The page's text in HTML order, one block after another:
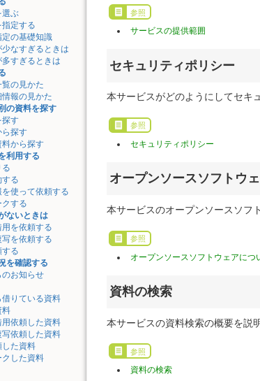
選ぶ
定する
の基礎知識
なすぎるときは
すぎるときは
の見かた
報の見かた
の資料を探す
探す
ら探す
料から探す
利用する
る
する
使って依頼する
クする
ないときは
を依頼する
を依頼する
る
を確認する
のお知らせ
借りている資料
料
依頼した資料
依頼した資料
た資料
クした資料
参照
サービスの提供範囲
セキュリティポリシー
本サービスがどのようにしてセキ
参照
セキュリティポリシー
オープンソースソフトウ
本サービスのオープンソースソフ
参照
オープンソースソフトウェアにつ
資料の検索
本サービスの資料検索の概要を説
参照
資料の検索